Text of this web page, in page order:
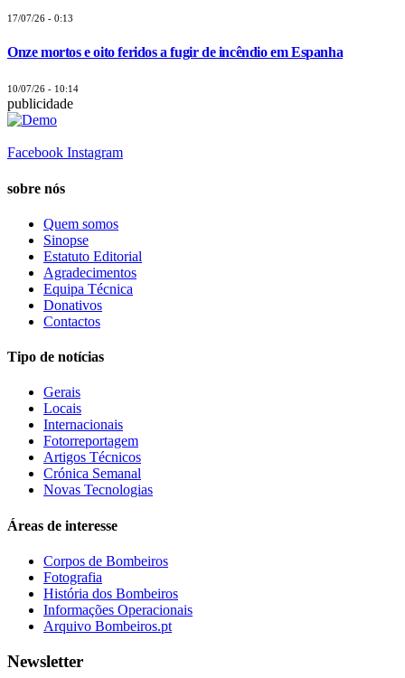
17/07/26 - 0:13
Onze mortos e oito feridos a fugir de incêndio em Espanha
10/07/26 - 10:14
publicidade
Facebook Instagram
sobre nós
Quem somos
Sinopse
Estatuto Editorial
Agradecimentos
Equipa Técnica
Donativos
Contactos
Tipo de notícias
Gerais
Locais
Internacionais
Fotorreportagem
Artigos Técnicos
Crónica Semanal
Novas Tecnologias
Áreas de interesse
Corpos de Bombeiros
Fotografia
História dos Bombeiros
Informações Operacionais
Arquivo Bombeiros.pt
Newsletter